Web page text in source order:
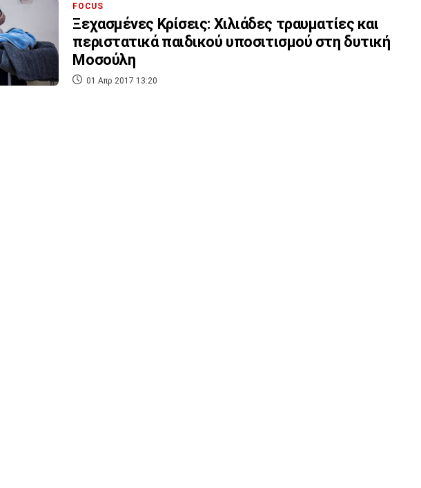
FOCUS
Ξεχασμένες Κρίσεις: Χιλιάδες τραυματίες και
περιστατικά παιδικού υποσιτισμού στη δυτική
Μοσούλη
01 Απρ 2017 13:20